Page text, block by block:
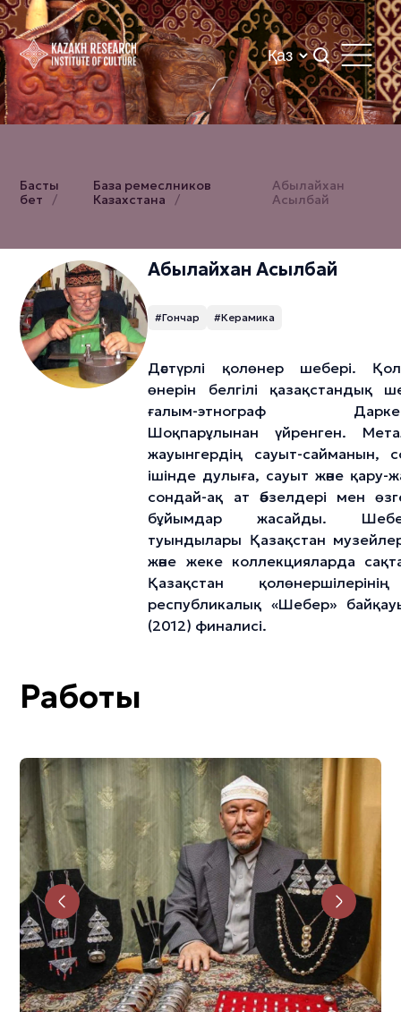
Басты
бет
База ремеслников
Казахстана
Абылайхан
Асылбай
Абылайхан Асылбай
#Гончар #Керамика
Дәстүрлі қолөнер шебері.
өнерін белгілі қазақстандық
ғалым-этнограф
Шоқпарұлынан үйренген.
жауынгердің сауыт-сайманын,
ішінде дулыға, сауыт және қару-
сондай-ақ ат әбзелдері мен
бұйымдар жасайды.
туындылары Қазақстан
және жеке коллекцияларда
Қазақстан
республикалық «Шебер»
(2012) финалисі.
Работы